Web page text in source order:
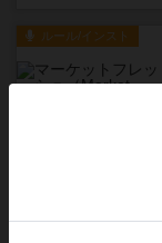
ルール/インスト